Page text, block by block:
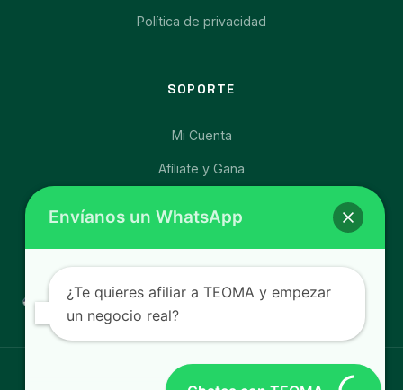
Política de privacidad
SOPORTE
Mi Cuenta
Afíliate y Gana
© 2026 Teoma Productos. Distribuidores Independientes.
Envíanos un WhatsApp
¿Te quieres afiliar a TEOMA y empezar
un negocio real?